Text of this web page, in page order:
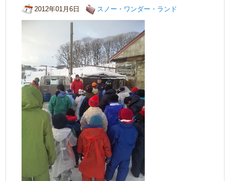
2012年01月6日 スノー・ワンダー・ランド